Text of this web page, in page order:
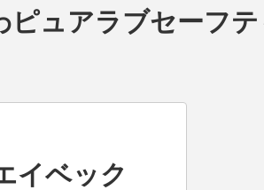
ュアラブセーフテ
イベック